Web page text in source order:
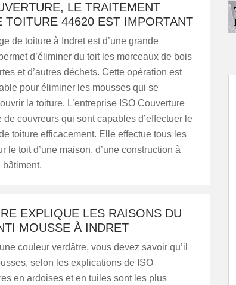
LE TRAITEMENT
TOITURE 44620 EST IMPORTANT
de toiture à Indret est d’une grande
d’éliminer du toit les morceaux de bois
et d’autres déchets. Cette opération est
pour éliminer les mousses qui se
la toiture. L’entreprise ISO Couverture
de couvreurs qui sont capables d’effectuer le
toiture efficacement. Elle effectue tous les
le toit d’une maison, d’une construction à
bâtiment.
EXPLIQUE LES RAISONS DU
MOUSSE À INDRET
couleur verdâtre, vous devez savoir qu’il
selon les explications de ISO
en ardoises et en tuiles sont les plus